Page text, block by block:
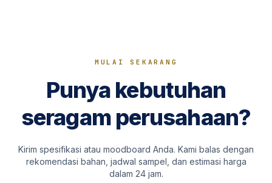
MULAI SEKARANG
Punya kebutuhan
seragam perusahaan?
Kirim spesifikasi atau moodboard Anda. Kami balas dengan
rekomendasi bahan, jadwal sampel, dan estimasi harga
dalam 24 jam.